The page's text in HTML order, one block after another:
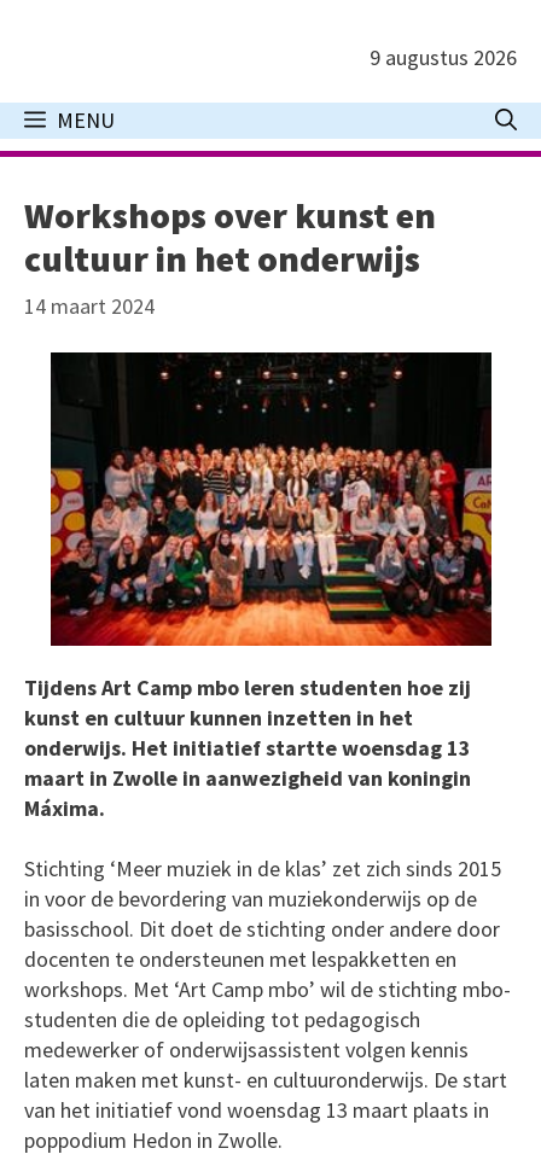
inhoud
9 augustus 2026
MENU
Workshops over kunst en
cultuur in het onderwijs
14 maart 2024
Tijdens Art Camp mbo leren studenten hoe zij
kunst en cultuur kunnen inzetten in het
onderwijs. Het initiatief startte woensdag 13
maart in Zwolle in aanwezigheid van koningin
Máxima.
Stichting ‘Meer muziek in de klas’ zet zich sinds 2015
in voor de bevordering van muziekonderwijs op de
basisschool. Dit doet de stichting onder andere door
docenten te ondersteunen met lespakketten en
workshops. Met ‘Art Camp mbo’ wil de stichting mbo-
studenten die de opleiding tot pedagogisch
medewerker of onderwijsassistent volgen kennis
laten maken met kunst- en cultuuronderwijs. De start
van het initiatief vond woensdag 13 maart plaats in
poppodium Hedon in Zwolle.